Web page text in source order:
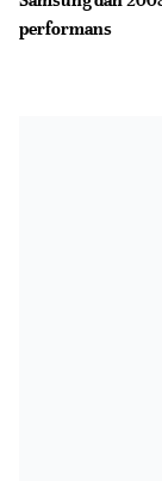
performans